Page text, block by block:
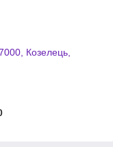
Козелець,